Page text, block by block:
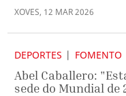
XOVES, 12 MAR2026
DEPORTES FOMENTO
Abel Caballero:
sede do Mundial de